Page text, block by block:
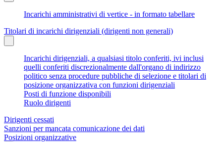
Incarichi amministrativi di vertice - in formato tabellare
Titolari di incarichi dirigenziali (dirigenti non generali)
Incarichi dirigenziali, a qualsiasi titolo conferiti, ivi inclusi
quelli conferiti discrezionalmente dall'organo di indirizzo
politico senza procedure pubbliche di selezione e titolari di
posizione organizzativa con funzioni dirigenziali
Posti di funzione disponibili
Ruolo dirigenti
Dirigenti cessati
Sanzioni per mancata comunicazione dei dati
Posizioni organizzative